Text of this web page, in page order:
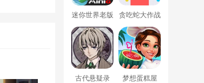
迷你世界老版
本下载
贪吃蛇大作战
破解版
古代悬疑录 梦想蛋糕屋